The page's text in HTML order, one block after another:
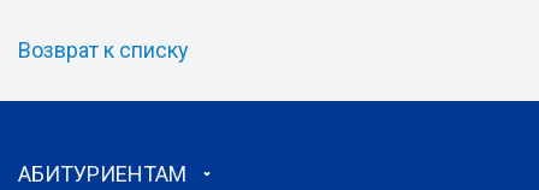
Возврат к списку
АБИТУРИЕНТАМ